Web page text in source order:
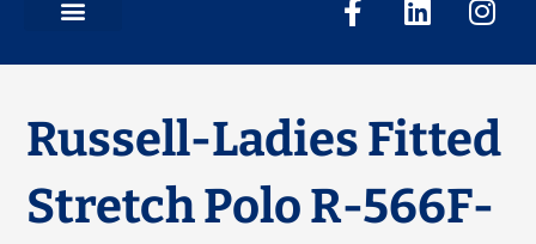
Russell-Ladies Fitted
Stretch Polo R-566F-